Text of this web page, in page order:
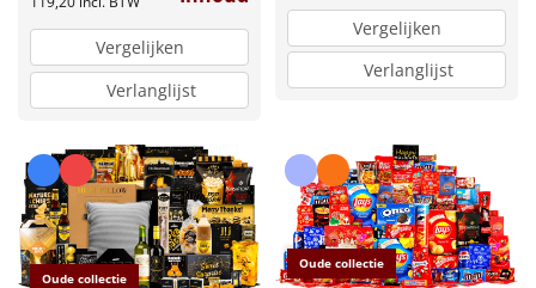
Vergelijken
Verlanglijst
Vergelijken
Verlanglijst
Oude collectie
Oude collectie